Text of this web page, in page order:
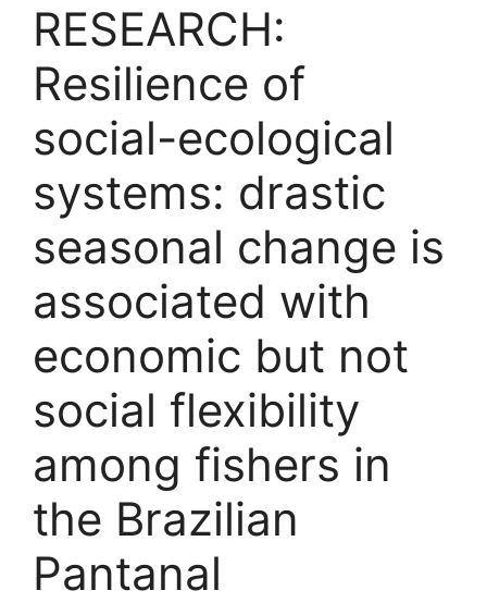
RESEARCH:
Resilience of
social-ecological
systems: drastic
seasonal change is
associated with
economic but not
social flexibility
among fishers in
the Brazilian
Pantanal